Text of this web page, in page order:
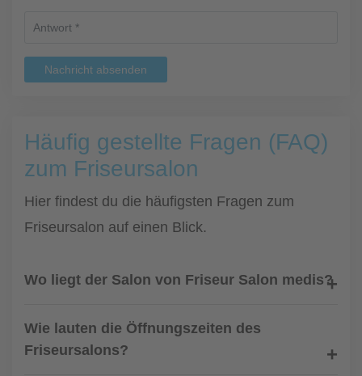
Nachricht absenden
Häufig gestellte Fragen (FAQ)
zum Friseursalon
Hier findest du die häufigsten Fragen zum
Friseursalon auf einen Blick.
Wo liegt der Salon von Friseur Salon medis?
Wie lauten die Öffnungszeiten des
Friseursalons?